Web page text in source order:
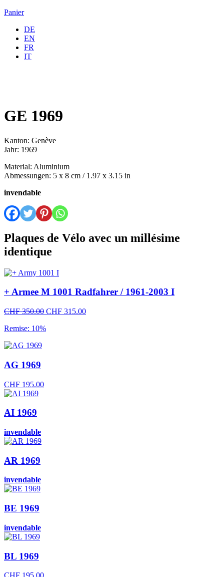
Panier
DE
EN
FR
IT
GE 1969
Kanton: Genève
Jahr: 1969
Material: Aluminium
Abmessungen: 5 x 8 cm / 1.97 x 3.15 in
invendable
Plaques de Vélo avec un millésime
identique
+ Armee M 1001 Radfahrer / 1961-2003 I
CHF350.00 Le
initial
CHF 315.00Le
Remise: 10%
AG 1969
CHF 195.00
AI 1969
invendable
AR 1969
invendable
BE 1969
invendable
BL 1969